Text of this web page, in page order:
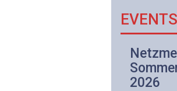
EVENTS
2026